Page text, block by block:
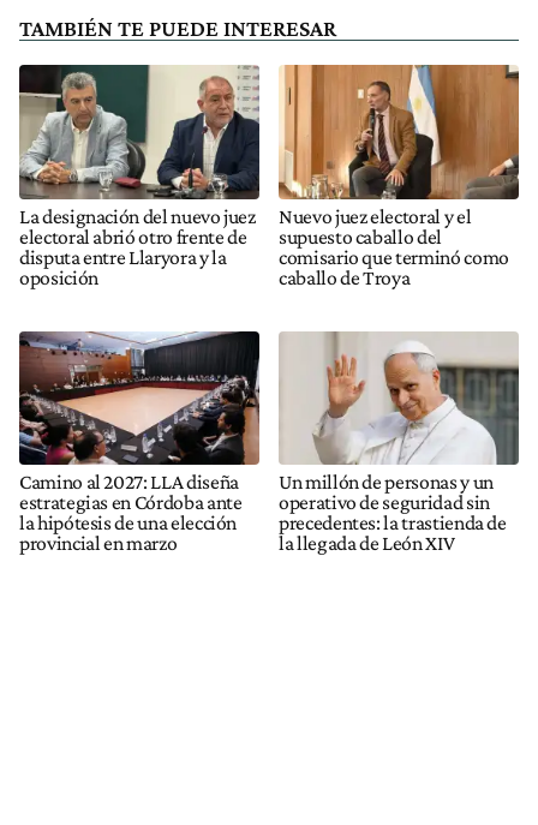
TAMBIÉN TE PUEDE INTERESAR
La designación del nuevo juez
electoral abrió otro frente de
disputa entre Llaryora y la
oposición
Nuevo juez electoral y el
supuesto caballo del
comisario que terminó como
caballo de Troya
Camino al 2027: LLA diseña
estrategias en Córdoba ante
la hipótesis de una elección
provincial en marzo
Un millón de personas y un
operativo de seguridad sin
precedentes: la trastienda de
la llegada de León XIV